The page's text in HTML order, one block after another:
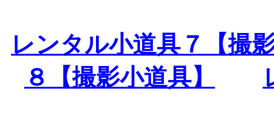
レンタル小道具７【撮
８【撮影小道具】